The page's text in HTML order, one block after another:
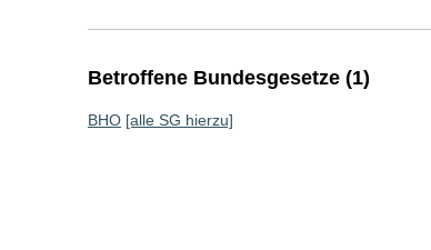
Betroffene Bundesgesetze (1)
BHO [alle SG hierzu]